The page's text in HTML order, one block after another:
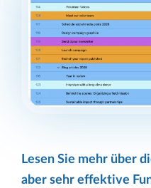
Lesen Sie mehr über
aber sehr effektive